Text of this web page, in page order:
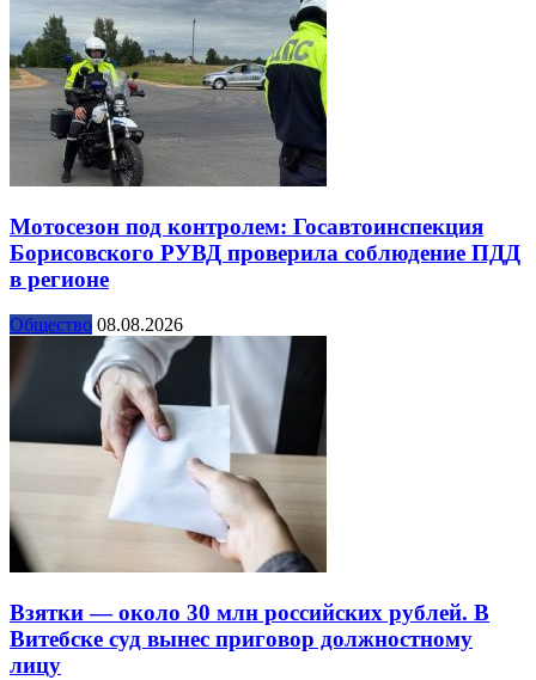
Мотосезон под контролем: Госавтоинспекция
Борисовского РУВД проверила соблюдение ПДД
в регионе
Общество 08.08.2026
Взятки — около 30 млн российских рублей. В
Витебске суд вынес приговор должностному
лицу